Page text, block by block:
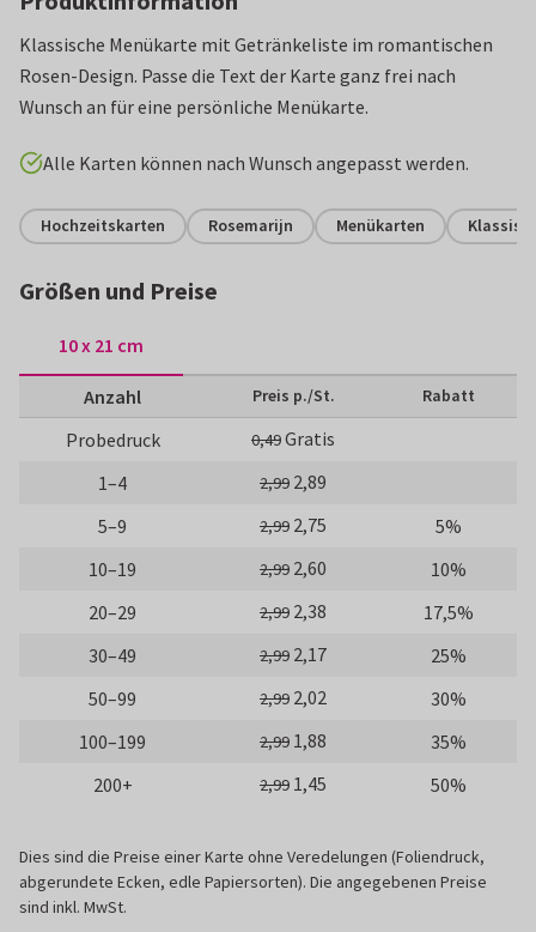
Klassische Menükarte mit Getränkeliste im romantischen
Rosen-Design. Passe die Text der Karte ganz frei nach
Wunsch an für eine persönliche Menükarte.
Alle Karten können nach Wunsch angepasst werden.
Hochzeitskarten Rosemarijn Menükarten
Größen und Preise
10 x 21 cm
Anzahl Preis p./St. Rabatt
Probedruck 0,49Gratis
1–4
2,99 2,89
5–9
2,99 2,75
5%
10–19
2,99 2,60
10%
20–29
2,99 2,38
17,5%
30–49
2,99 2,17
25%
50–99
2,99 2,02
30%
100–199
2,99 1,88
35%
200+
2,99 1,45 50%
Dies sind die Preise einer Karte ohne Veredelungen (Foliendruck,
abgerundete Ecken, edle Papiersorten). Die angegebenen Preise
sind inkl. MwSt.